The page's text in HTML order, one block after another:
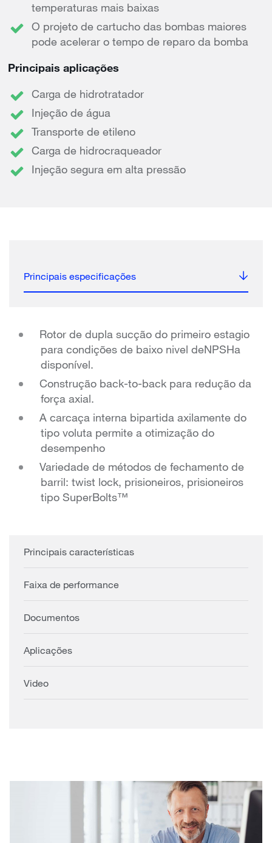
temperaturas mais baixas
O projeto de cartucho das bombas maiores
pode acelerar o tempo de reparo da bomba
Principais aplicações
Carga de hidrotratador
Injeção de água
Transporte de etileno
Carga de hidrocraqueador
Injeção segura em alta pressão
Principais especificações
Rotor de dupla sucção do primeiro estagio
para condições de baixo nivel deNPSHa
disponível.
Construção back-to-back para redução da
força axial.
A carcaça interna bipartida axilamente do
tipo voluta permite a otimização do
desempenho
Variedade de métodos de fechamento de
barril: twist lock, prisioneiros, prisioneiros
tipo SuperBolts™
Principais características
Faixa de performance
Documentos
Aplicações
Video